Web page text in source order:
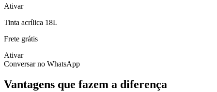
Ativar
Tinta acrílica 18L
Frete grátis
Ativar
Conversar no WhatsApp
Vantagens que fazem a diferença